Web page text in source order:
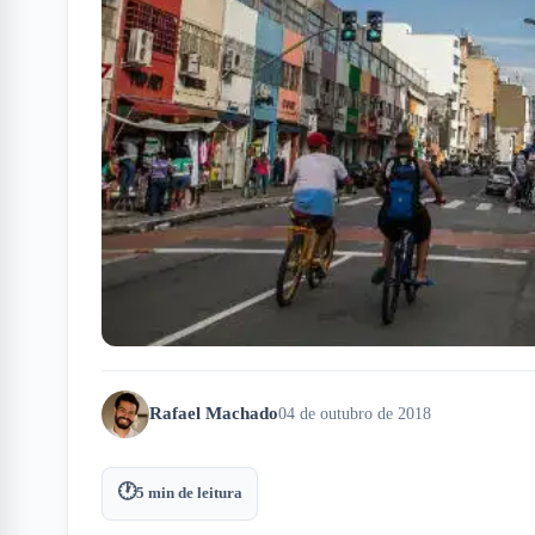
Rafael Machado04 de outubro de 2018
🕐5 min de leitura